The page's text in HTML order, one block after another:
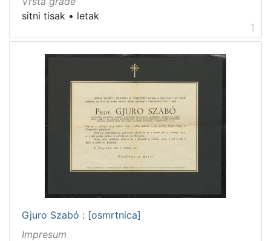
sitni tisak • letak
1
Gjuro Szabó : [osmrtnica]
Impresum